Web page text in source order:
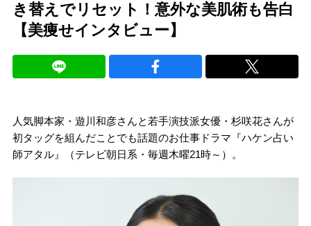
き替えでリセット！意外な美肌術も告白
【美痩せインタビュー】
人気脚本家・遊川和彦さんと若手演技派女優・杉咲花さんが
初タッグを組んだことでも話題のお仕事ドラマ『ハケン占い
師アタル』（テレビ朝日系・毎週木曜21時～）。